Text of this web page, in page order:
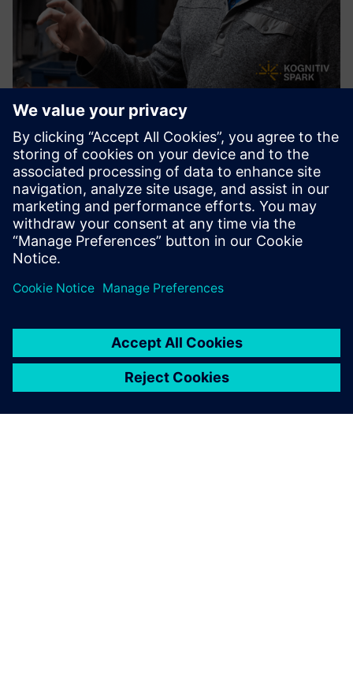
RemoteSpark™
RemoteSpark™ ir jauktas realitātes veiktspējas atbalsta rīks
izvietošanai jauktās realitātes austiņās, tostarp HoloLens.
Darbinieki var uzreiz piekļūt 2D un 3D resursiem, lai
atbalstītu uzdevumu izpildi, darbības efektivitāti un a...
Uzziniet vairāk